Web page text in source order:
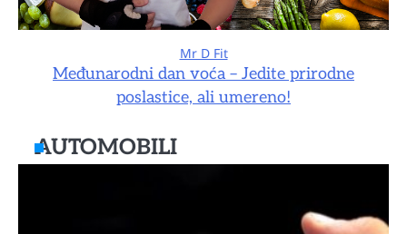
Mr D Fit
Međunarodni dan voća – Jedite prirodne
poslastice, ali umereno!
AUTOMOBILI